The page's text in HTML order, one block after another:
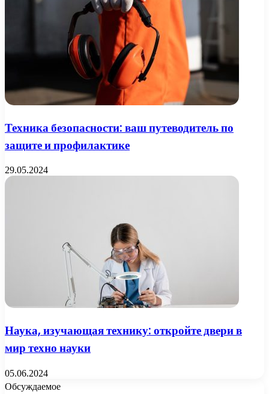
Техника безопасности: ваш путеводитель по
защите и профилактике
29.05.2024
Наука, изучающая технику: откройте двери в
мир техно науки
05.06.2024
Обсуждаемое